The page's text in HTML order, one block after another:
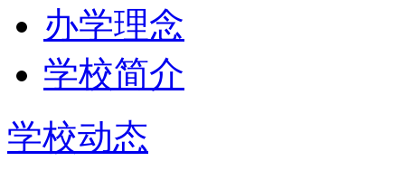
办学理念
学校简介
学校动态